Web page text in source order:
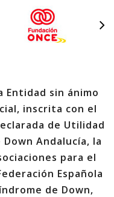
Entidad sin ánimo
inscrita con el
de Utilidad
Andalucía, la
para el
Española
de Down,